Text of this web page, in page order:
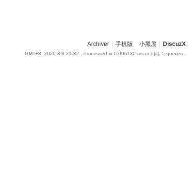
Archiver 手机版 小黑屋 DiscuzX
GMT+8, 2026-8-9 21:32 , Processed in 0.006130 second(s), 5 queries .